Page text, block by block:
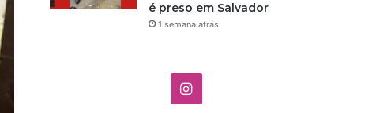
é preso em Salvador
1 semana atrás
Instagram